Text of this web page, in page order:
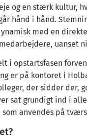
og en stærk kultur,
hånd i hånd.
med en
uanset
i opstartsfasen
er på kontoret i
der sidder der,
sat grundigt ind i
som anvendes på